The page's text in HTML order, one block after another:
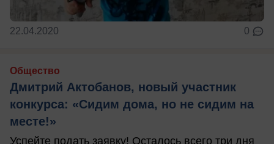
22.04.2020 0
Общество
Дмитрий Актобанов, новый участник
конкурса: «Сидим дома, но не сидим на
месте!»
Успейте подать заявку! Осталось всего три дня